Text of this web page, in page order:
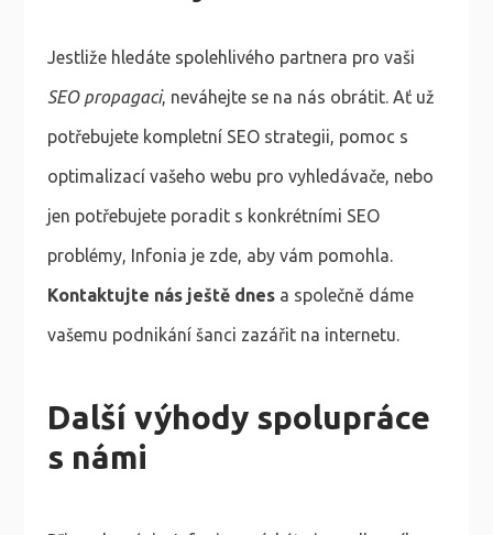
Jestliže hledáte spolehlivého partnera pro vaši
SEO propagaci, neváhejte se na nás obrátit. Ať už
potřebujete kompletní SEO strategii, pomoc s
optimalizací vašeho webu pro vyhledávače, nebo
jen potřebujete poradit s konkrétními SEO
problémy, Infonia je zde, aby vám pomohla.
Kontaktujte nás ještě dnesa společně dáme
vašemu podnikání šanci zazářit na internetu.
Další výhody spolupráce
s námi